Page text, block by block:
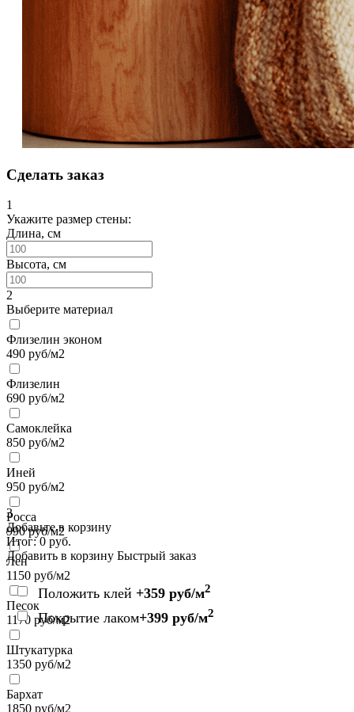
Сделать заказ
1
Укажите размер стены:
Длина, см
Высота, см
2
Выберите материал
Флизелин эконом
490 руб/м2
Флизелин
690 руб/м2
Самоклейка
850 руб/м2
Иней
950 руб/м2
Росса
990руб/м2
Лен
1150 руб/м2
Песок
1170 руб/м2
Штукатурка
1350 руб/м2
Бархат
1850 руб/м2
3
Добавьте в корзину
Итог:0 руб.
Добавить в корзину Быстрый заказ
Положить клей +359 руб/м2
Покрытие лаком+399 руб/м2